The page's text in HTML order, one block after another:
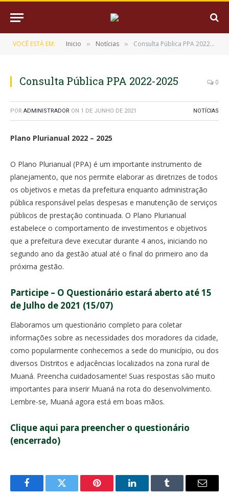
VOCÊ ESTÁ EM: Inicio » Notícias » Consulta Pública PPA 2022-2025
Consulta Pública PPA 2022-2025 0
POR ADMINISTRADOR ON 1 DE JUNHO DE 2021 NOTÍCIAS
Plano Plurianual 2022 – 2025
O Plano Plurianual (PPA) é um importante instrumento de
planejamento, que nos permite elaborar as diretrizes de todos
os objetivos e metas da prefeitura enquanto administração
pública responsável pelas despesas e manutenção de serviços
públicos de prestação continuada. O Plano Plurianual
estabelece o comportamento de investimentos e objetivos
que a prefeitura deve executar durante 4 anos, iniciando no
segundo ano da gestão atual até o final do primeiro ano da
próxima gestão.
Participe – O Questionário estará aberto até 15
de Julho de 2021 (15/07)
Elaboramos um questionário completo para coletar
informações sobre as necessidades dos moradores da cidade,
como popularmente conhecemos a sede do município, ou dos
diversos Distritos e adjacências localizados na zona rural de
Muaná. Preencha cuidadosamente! Suas respostas são muito
importantes para inserir Muaná na rota do desenvolvimento.
Lembre-se, Muaná agora está em boas mãos.
Clique aqui para preencher o questionário
(encerrado)
FacebookTwitter Pinterest LinkedInTumblr
E-